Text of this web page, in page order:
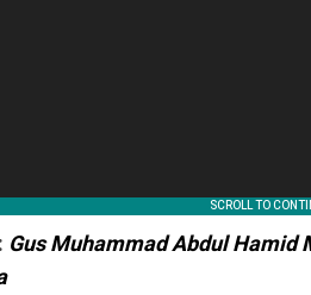
Gus Muhammad Abdul Hamid